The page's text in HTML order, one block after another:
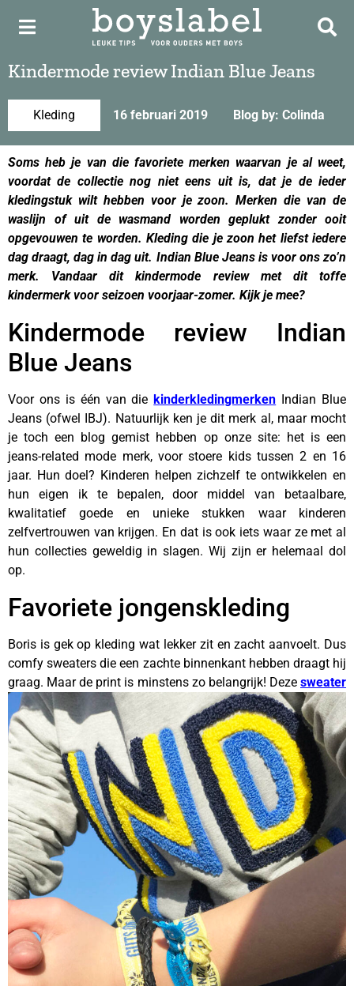
Kindermode review Indian Blue Jeans
Kleding 16 februari 2019 Blog by: Colinda
Soms heb je van die favoriete merken waarvan je al weet,
voordat de collectie nog niet eens uit is, dat je de ieder
kledingstuk wilt hebben voor je zoon. Merken die van de
waslijn of uit de wasmand worden geplukt zonder ooit
opgevouwen te worden. Kleding die je zoon het liefst iedere
dag draagt, dag in dag uit. Indian Blue Jeans is voor ons zo’n
merk. Vandaar dit kindermode review met dit toffe
kindermerk voor seizoen voorjaar-zomer. Kijk je mee?
Kindermode review Indian
Blue Jeans
Voor ons is één van diekinderkledingmerken Indian Blue
Jeans (ofwel IBJ). Natuurlijk ken je dit merk al, maar mocht
je toch een blog gemist hebben op onze site: het is een
jeans-related mode merk, voor stoere kids tussen 2 en 16
jaar. Hun doel? Kinderen helpen zichzelf te ontwikkelen en
hun eigen ik te bepalen, door middel van betaalbare,
kwalitatief goede en unieke stukken waar kinderen
zelfvertrouwen van krijgen. En dat is ook iets waar ze met al
hun collecties geweldig in slagen. Wij zijn er helemaal dol
op.
Favoriete jongenskleding
Boris is gek op kleding wat lekker zit en zacht aanvoelt. Dus
comfy sweaters die een zachte binnenkant hebben draagt hij
graag. Maar de print is minstens zo belangrijk! Dezesweater